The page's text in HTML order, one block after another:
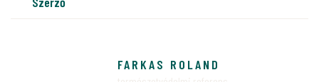
FARKAS ROLAND